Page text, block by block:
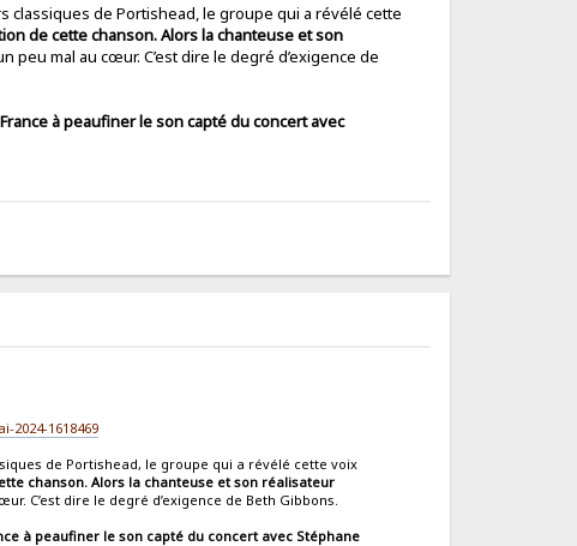
classiques de Portishead, le groupe qui a révélé cette
de cette chanson. Alors la chanteuse et son
peu mal au cœur. C’est dire le degré d’exigence de
à peaufiner le son capté du concert avec
1618469
de Portishead, le groupe qui a révélé cette voix
chanson. Alors la chanteuse et son réalisateur
C’est dire le degré d’exigence de Beth Gibbons.
à peaufiner le son capté du concert avec Stéphane